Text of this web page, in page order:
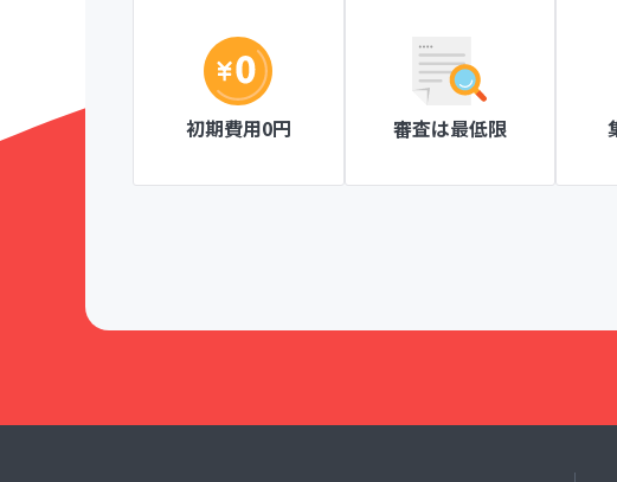
初期費用0円 審査は最低限
ページ作成が簡単な操作ででき、見やすいツールの表
にも安心です。
Knitty member's club ニッティメンバーズクラブ